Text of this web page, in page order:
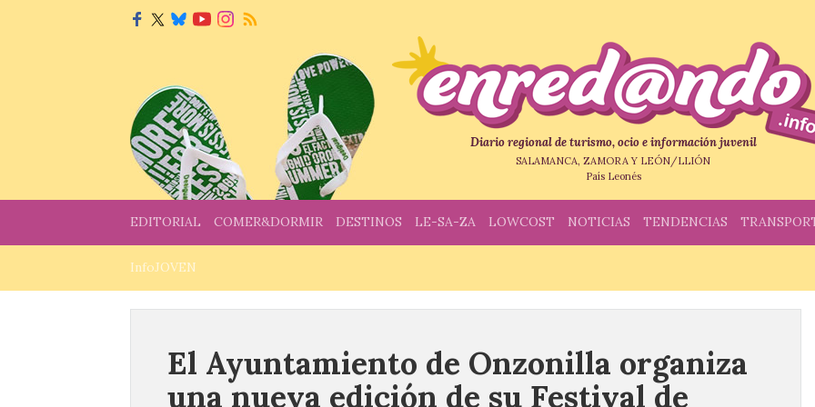
Diario regional de turismo, ocio e información juvenil
SALAMANCA, ZAMORA Y LEÓN/LLIÓN
País Leonés
EDITORIAL COMER&DORMIR DESTINOS LE-SA-ZA LOWCOST NOTICIAS TENDENCIAS
InfoJOVEN
El Ayuntamiento de Onzonilla organiza
una nueva edición de su Festival de